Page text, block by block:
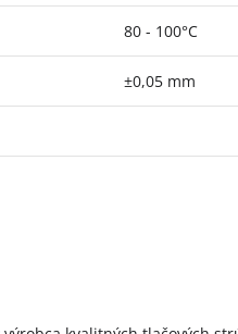
80 - 100°C
±0,05 mm